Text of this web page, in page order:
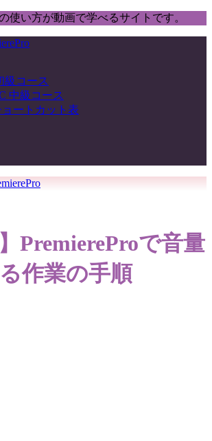
使い方が動画で学べるサイトです。
級コース
中級コース
ョートカット表
PremiereProで音量
作業の手順